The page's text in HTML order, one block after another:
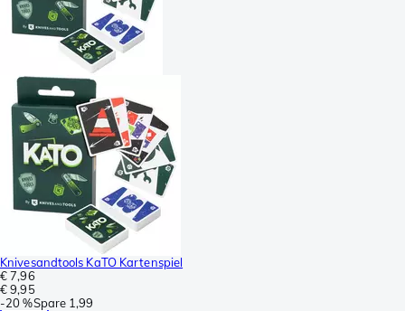
Knivesandtools KaTO Kartenspiel
€ 7,96
€ 9,95
-20 %Spare 1,99